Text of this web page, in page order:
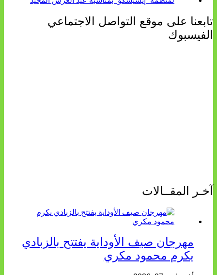
تابعنا على موقع التواصل الاجتماعي
الفيسبوك
آخـر المقــالات
مهرجان صيف الأوداية يفتتح بالزبادي
يكرم محمود مكري